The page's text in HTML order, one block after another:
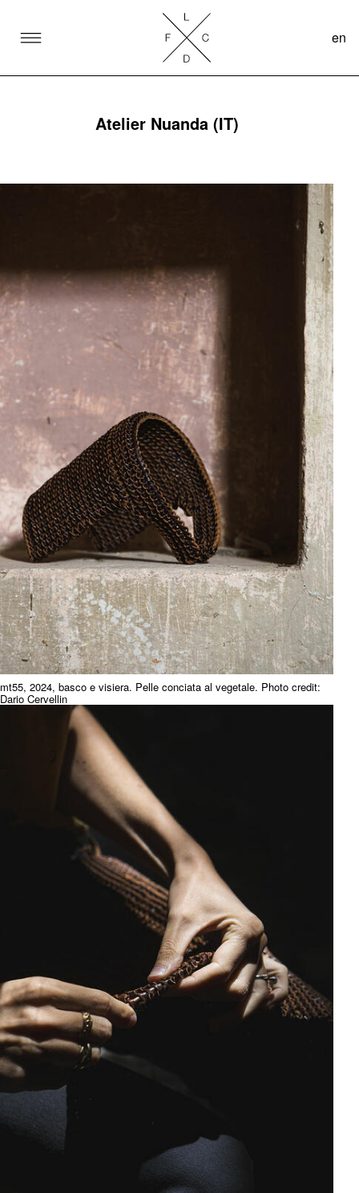
SKIP TO CONTENT
en
Atelier Nuanda (IT)
mt55, 2024, basco e visiera. Pelle conciata al vegetale. Photo credit:
Dario Cervellin